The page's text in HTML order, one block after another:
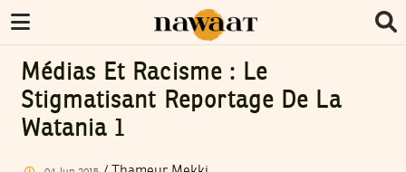
Médias Et Racisme : Le
Stigmatisant Reportage De La
Watania 1